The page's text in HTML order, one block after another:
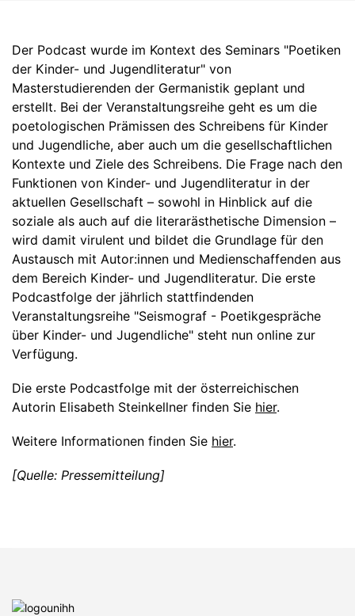
Der Podcast wurde im Kontext des Seminars "Poetiken
der Kinder- und Jugendliteratur" von
Masterstudierenden der Germanistik geplant und
erstellt. Bei der Veranstaltungsreihe geht es um die
poetologischen Prämissen des Schreibens für Kinder
und Jugendliche, aber auch um die gesellschaftlichen
Kontexte und Ziele des Schreibens. Die Frage nach den
Funktionen von Kinder- und Jugendliteratur in der
aktuellen Gesellschaft – sowohl in Hinblick auf die
soziale als auch auf die literarästhetische Dimension –
wird damit virulent und bildet die Grundlage für den
Austausch mit Autor:innen und Medienschaffenden aus
dem Bereich Kinder- und Jugendliteratur. Die erste
Podcastfolge der jährlich stattfindenden
Veranstaltungsreihe "Seismograf - Poetikgespräche
über Kinder- und Jugendliche" steht nun online zur
Verfügung.
Die erste Podcastfolge mit der österreichischen
Autorin Elisabeth Steinkellner finden Sie hier.
Weitere Informationen finden Sie hier.
[Quelle: Pressemitteilung]